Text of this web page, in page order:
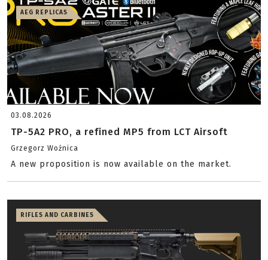
AEG REPLICAS
03.08.2026
TP-5A2 PRO, a refined MP5 from LCT Airsoft
Grzegorz Woźnica
A new proposition is now available on the market.
RIFLES AND CARBINES